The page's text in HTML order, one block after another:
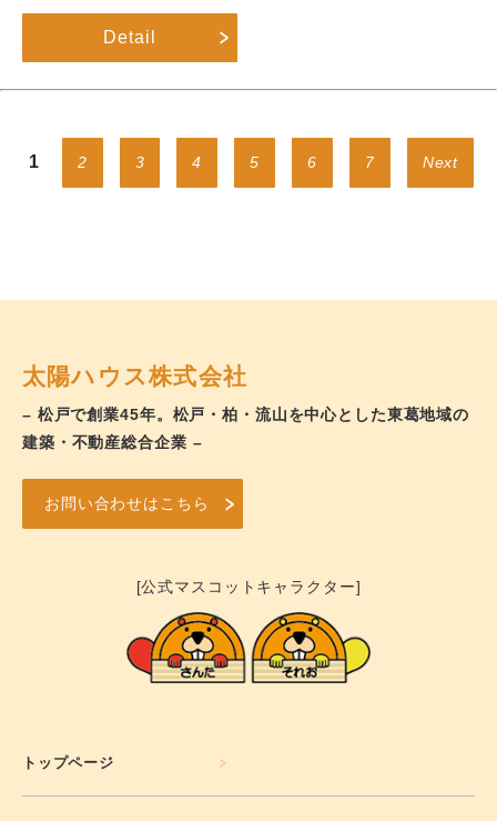
Detail
1 2 3 4 5 6 7 Next
太陽ハウス株式会社
– 松戸で創業45年。松戸・柏・流山を中心とした東葛地域の
建築・不動産総合企業 –
お問い合わせはこちら
[公式マスコットキャラクター]
トップページ